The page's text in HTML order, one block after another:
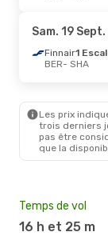
Sam. 19 Sept.
Finnair1
BER- SHA
Les prix
trois derniers
pas être
que la
Temps de vol
16 h et 25 m